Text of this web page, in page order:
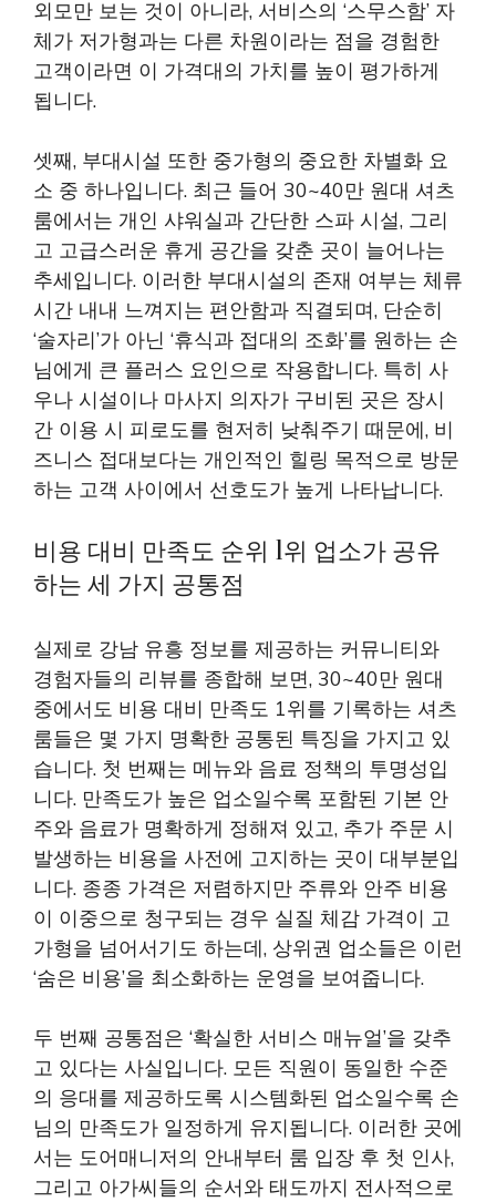
외모만 보는 것이 아니라, 서비스의 ‘스무스함’ 자
체가 저가형과는 다른 차원이라는 점을 경험한
고객이라면 이 가격대의 가치를 높이 평가하게
됩니다.
셋째, 부대시설 또한 중가형의 중요한 차별화 요
소 중 하나입니다. 최근 들어 30~40만 원대 셔츠
룸에서는 개인 샤워실과 간단한 스파 시설, 그리
고 고급스러운 휴게 공간을 갖춘 곳이 늘어나는
추세입니다. 이러한 부대시설의 존재 여부는 체류
시간 내내 느껴지는 편안함과 직결되며, 단순히
‘술자리’가 아닌 ‘휴식과 접대의 조화’를 원하는 손
님에게 큰 플러스 요인으로 작용합니다. 특히 사
우나 시설이나 마사지 의자가 구비된 곳은 장시
간 이용 시 피로도를 현저히 낮춰주기 때문에, 비
즈니스 접대보다는 개인적인 힐링 목적으로 방문
하는 고객 사이에서 선호도가 높게 나타납니다.
비용 대비 만족도 순위 1위 업소가 공유
하는 세 가지 공통점
실제로 강남 유흥 정보를 제공하는 커뮤니티와
경험자들의 리뷰를 종합해 보면, 30~40만 원대
중에서도 비용 대비 만족도 1위를 기록하는 셔츠
룸들은 몇 가지 명확한 공통된 특징을 가지고 있
습니다. 첫 번째는 메뉴와 음료 정책의 투명성입
니다. 만족도가 높은 업소일수록 포함된 기본 안
주와 음료가 명확하게 정해져 있고, 추가 주문 시
발생하는 비용을 사전에 고지하는 곳이 대부분입
니다. 종종 가격은 저렴하지만 주류와 안주 비용
이 이중으로 청구되는 경우 실질 체감 가격이 고
가형을 넘어서기도 하는데, 상위권 업소들은 이런
‘숨은 비용’을 최소화하는 운영을 보여줍니다.
두 번째 공통점은 ‘확실한 서비스 매뉴얼’을 갖추
고 있다는 사실입니다. 모든 직원이 동일한 수준
의 응대를 제공하도록 시스템화된 업소일수록 손
님의 만족도가 일정하게 유지됩니다. 이러한 곳에
서는 도어매니저의 안내부터 룸 입장 후 첫 인사,
그리고 아가씨들의 순서와 태도까지 전사적으로